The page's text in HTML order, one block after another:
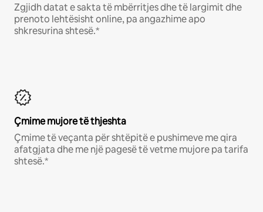
Zgjidh datat e sakta të mbërritjes dhe të largimit dhe
prenoto lehtësisht online, pa angazhime apo
shkresurina shtesë.*
Çmime mujore të thjeshta
Çmime të veçanta për shtëpitë e pushimeve me qira
afatgjata dhe me një pagesë të vetme mujore pa tarifa
shtesë.*